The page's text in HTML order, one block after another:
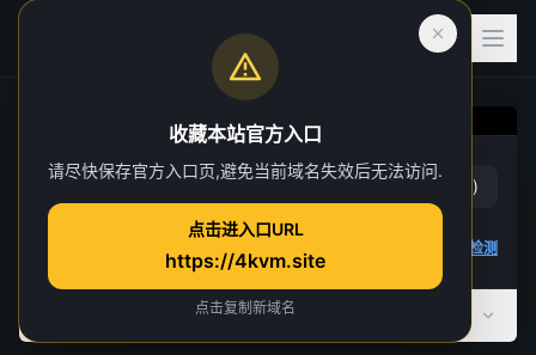
大西洋帝国 第五季
第 1 集
赞( 0) 踩 )
播放检测
收藏本站官方入口
请尽快保存官方入口页,避免当前域名失效后无法访问.
点击进入口URL
https://4kvm.site
点击复制新域名